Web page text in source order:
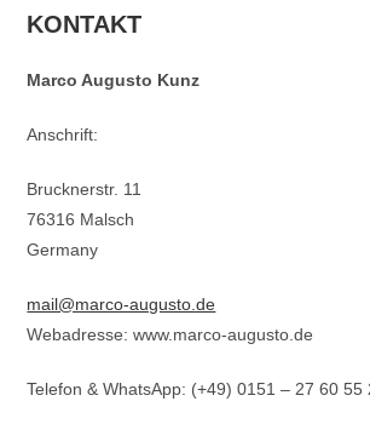
KONTAKT
Marco Augusto Kunz
Anschrift:
Brucknerstr. 11
76316 Malsch
Germany
mail@marco-augusto.de
Webadresse: www.marco-augusto.de
Telefon & WhatsApp: (+49) 0151 – 27 60 55